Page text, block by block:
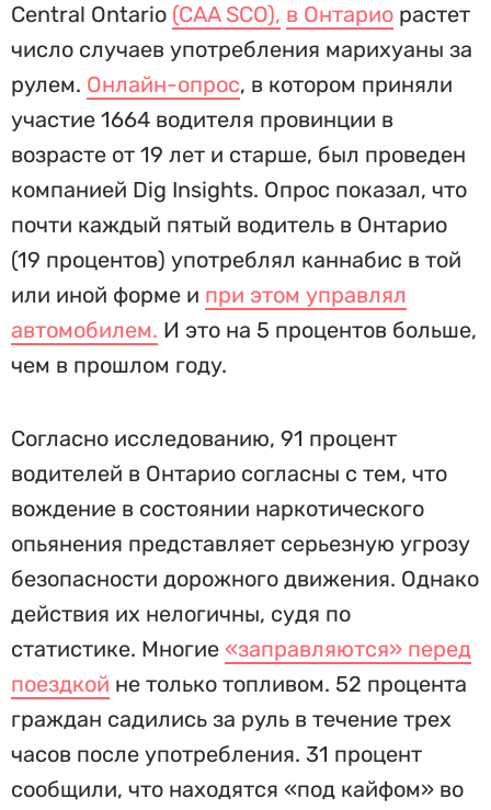
Central Ontario (CAA SCO), в Онтарио растет
число случаев употребления марихуаны за
рулем. Онлайн-опрос, в котором приняли
участие 1664 водителя провинции в
возрасте от 19 лет и старше, был проведен
компанией Dig Insights. Опрос показал, что
почти каждый пятый водитель в Онтарио
(19 процентов) употреблял каннабис в той
или иной форме и при этом управлял
автомобилем. И это на 5 процентов больше,
чем в прошлом году.
Согласно исследованию, 91 процент
водителей в Онтарио согласны с тем, что
вождение в состоянии наркотического
опьянения представляет серьезную угрозу
безопасности дорожного движения. Однако
действия их нелогичны, судя по
статистике. Многие «заправляются» перед
поездкой не только топливом. 52 процента
граждан садились за руль в течение трех
часов после употребления. 31 процент
сообщили, что находятся «под кайфом» во